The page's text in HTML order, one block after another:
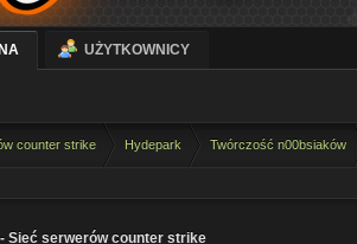
UŻYTKOWNICY
counter strike Hydepark Twórczość n00bsiaków
Sieć serwerów counter strike